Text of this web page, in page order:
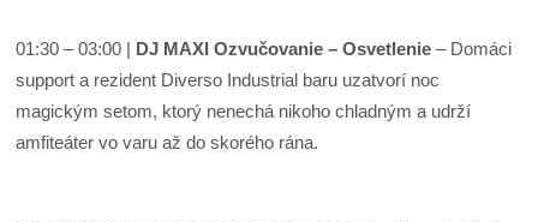
01:30 – 03:00 | DJ MAXI Ozvučovanie – Osvetlenie – Domáci
support a rezident Diverso Industrial baru uzatvorí noc
magickým setom, ktorý nenechá nikoho chladným a udrží
amfiteáter vo varu až do skorého rána.